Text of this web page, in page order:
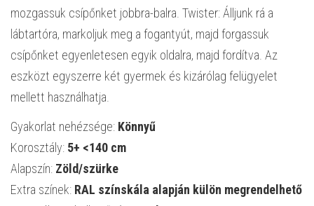
mozgassuk csípőnket jobbra-balra. Twister: Álljunk rá a
lábtartóra, markoljuk meg a fogantyút, majd forgassuk
csípőnket egyenletesen egyik oldalra, majd fordítva. Az
eszközt egyszerre két gyermek és kizárólag felügyelet
mellett használhatja.
Gyakorlat nehézsége: Könnyű
Korosztály: 5+ <140 cm
Alapszín: Zöld/szürke
Extra színek: RAL színskála alapján külön megrendelhető